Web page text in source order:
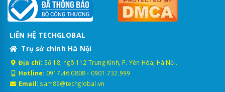
LIÊN HỆ TECHGLOBAL
Trụ sở chính Hà Nội
Địa chỉ: Số 18, ngõ 112 Trung Kính, P. Yên Hòa, Hà Nội.
Hotline: 0917.46.0808- 0901.732.999
Email: sam89@techglobal.vn